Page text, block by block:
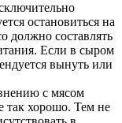
остановиться на
должно составлять
Если в сыром
вынуть или
с мясом
так хорошо. Тем не